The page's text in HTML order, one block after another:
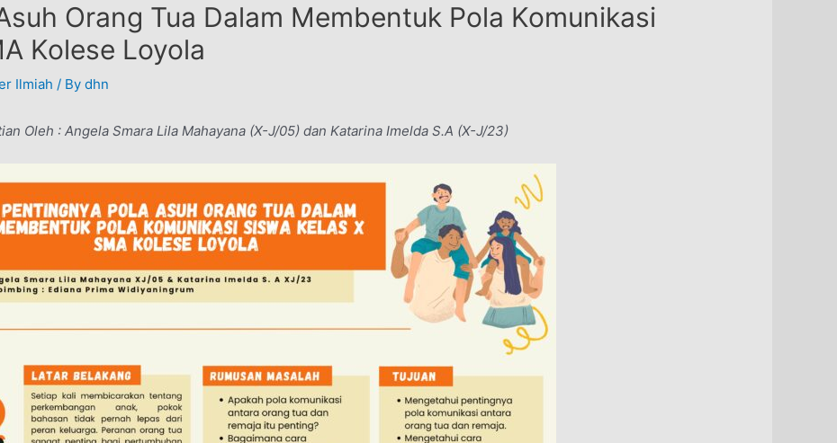
Orang Tua Dalam Membentuk Pola Komunikasi
Kolese Loyola
Ilmiah / Bydhn
Oleh : Angela Smara Lila Mahayana (X-J/05) dan Katarina Imelda S.A (X-J/23)